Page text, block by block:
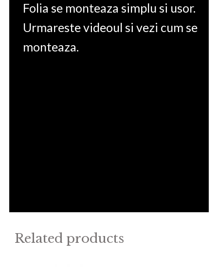
Folia se monteaza simplu si usor.
Urmareste videoul si vezi cum se
monteaza.
Related products